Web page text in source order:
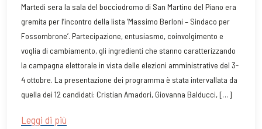
Martedì sera la sala del bocciodromo di San Martino del Piano era
gremita per l’incontro della lista ‘Massimo Berloni – Sindaco per
Fossombrone’. Partecipazione, entusiasmo, coinvolgimento e
voglia di cambiamento, gli ingredienti che stanno caratterizzando
la campagna elettorale in vista delle elezioni amministrative del 3-
4 ottobre. La presentazione dei programma è stata intervallata da
quella dei 12 candidati: Cristian Amadori, Giovanna Balducci, […]
Leggi di più